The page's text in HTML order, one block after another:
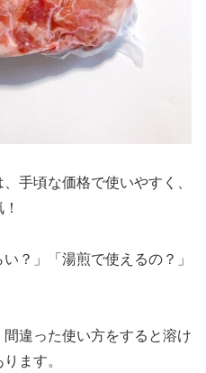
手頃な価格で使いやすく、
？」「湯煎で使えるの？」
違った使い方をすると溶け
ます。